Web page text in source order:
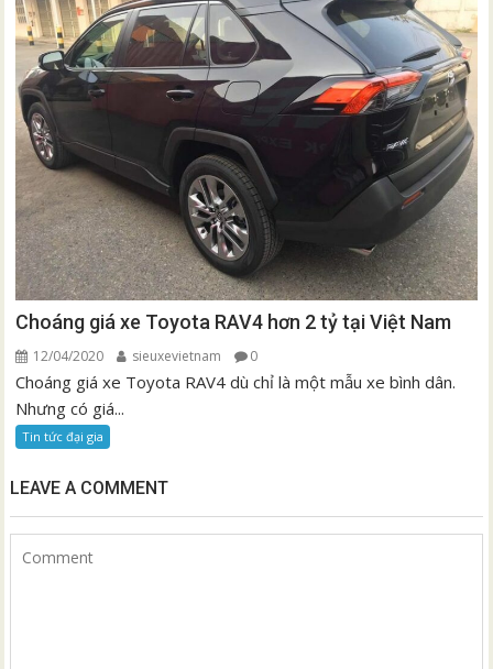
Choáng giá xe Toyota RAV4 hơn 2 tỷ tại Việt Nam
12/04/2020 sieuxevietnam 0
Choáng giá xe Toyota RAV4 dù chỉ là một mẫu xe bình dân.
Nhưng có giá...
Tin tức đại gia
LEAVE A COMMENT